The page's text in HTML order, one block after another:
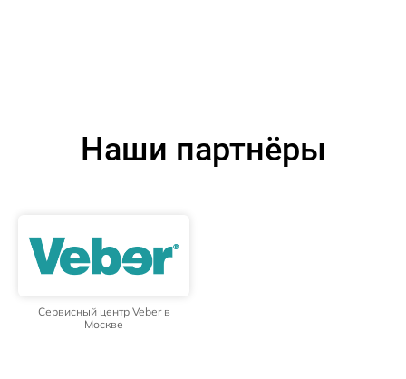
Наши партнёры
Сервисный центр Veber в
Москве